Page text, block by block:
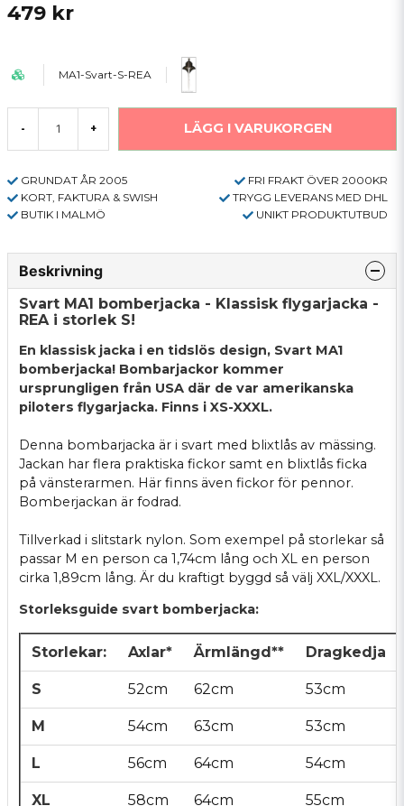
479 kr
MA1-Svart-S-REA
- + LÄGG I VARUKORGEN
GRUNDAT ÅR 2005
FRI FRAKT ÖVER 2000KR
KORT, FAKTURA & SWISH
TRYGG LEVERANS MED DHL
BUTIK I MALMÖ
UNIKT PRODUKTUTBUD
Beskrivning
Svart MA1 bomberjacka - Klassisk flygarjacka -
REA i storlek S!
En klassisk jacka i en tidslös design, Svart MA1
bomberjacka! Bombarjackor kommer
ursprungligen från USA där de var amerikanska
piloters flygarjacka. Finns i XS-XXXL.
Denna bombarjacka är i svart med blixtlås av mässing.
Jackan har flera praktiska fickor samt en blixtlås ficka
på vänsterarmen. Här finns även fickor för pennor.
Bomberjackan är fodrad.
Tillverkad i slitstark nylon. Som exempel på storlekar så
passar M en person ca 1,74cm lång och XL en person
cirka 1,89cm lång. Är du kraftigt byggd så välj XXL/XXXL.
Storleksguide svart bomberjacka:
Storlekar: Axlar* Ärmlängd** Dragkedja
S 52cm 62cm 53cm
M 54cm 63cm 53cm
L 56cm 64cm 54cm
XL 58cm 64cm 55cm